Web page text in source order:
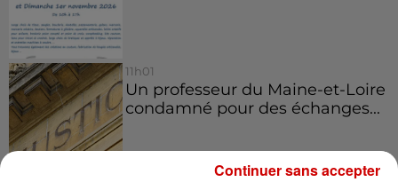
11h01
Un professeur du Maine-et-Loire
condamné pour des échanges...
Continuer sans accepter